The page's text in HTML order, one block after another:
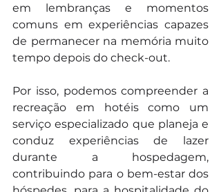
em lembranças e momentos
comuns em experiências capazes
de permanecer na memória muito
tempo depois do check-out.
Por isso, podemos compreender a
recreação em hotéis como um
serviço especializado que planeja e
conduz experiências de lazer
durante a hospedagem,
contribuindo para o bem-estar dos